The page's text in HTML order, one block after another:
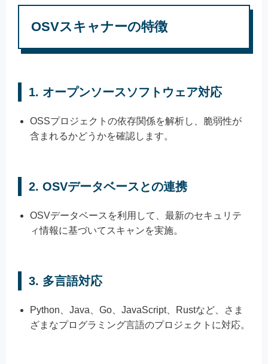
OSVスキャナーの特徴
1. オープンソースソフトウェア対応
OSSプロジェクトの依存関係を解析し、脆弱性が
含まれるかどうかを確認します。
2. OSVデータベースとの連携
OSVデータベースを利用して、最新のセキュリテ
ィ情報に基づいてスキャンを実施。
3. 多言語対応
Python、Java、Go、JavaScript、Rustなど、さま
ざまなプログラミング言語のプロジェクトに対応。